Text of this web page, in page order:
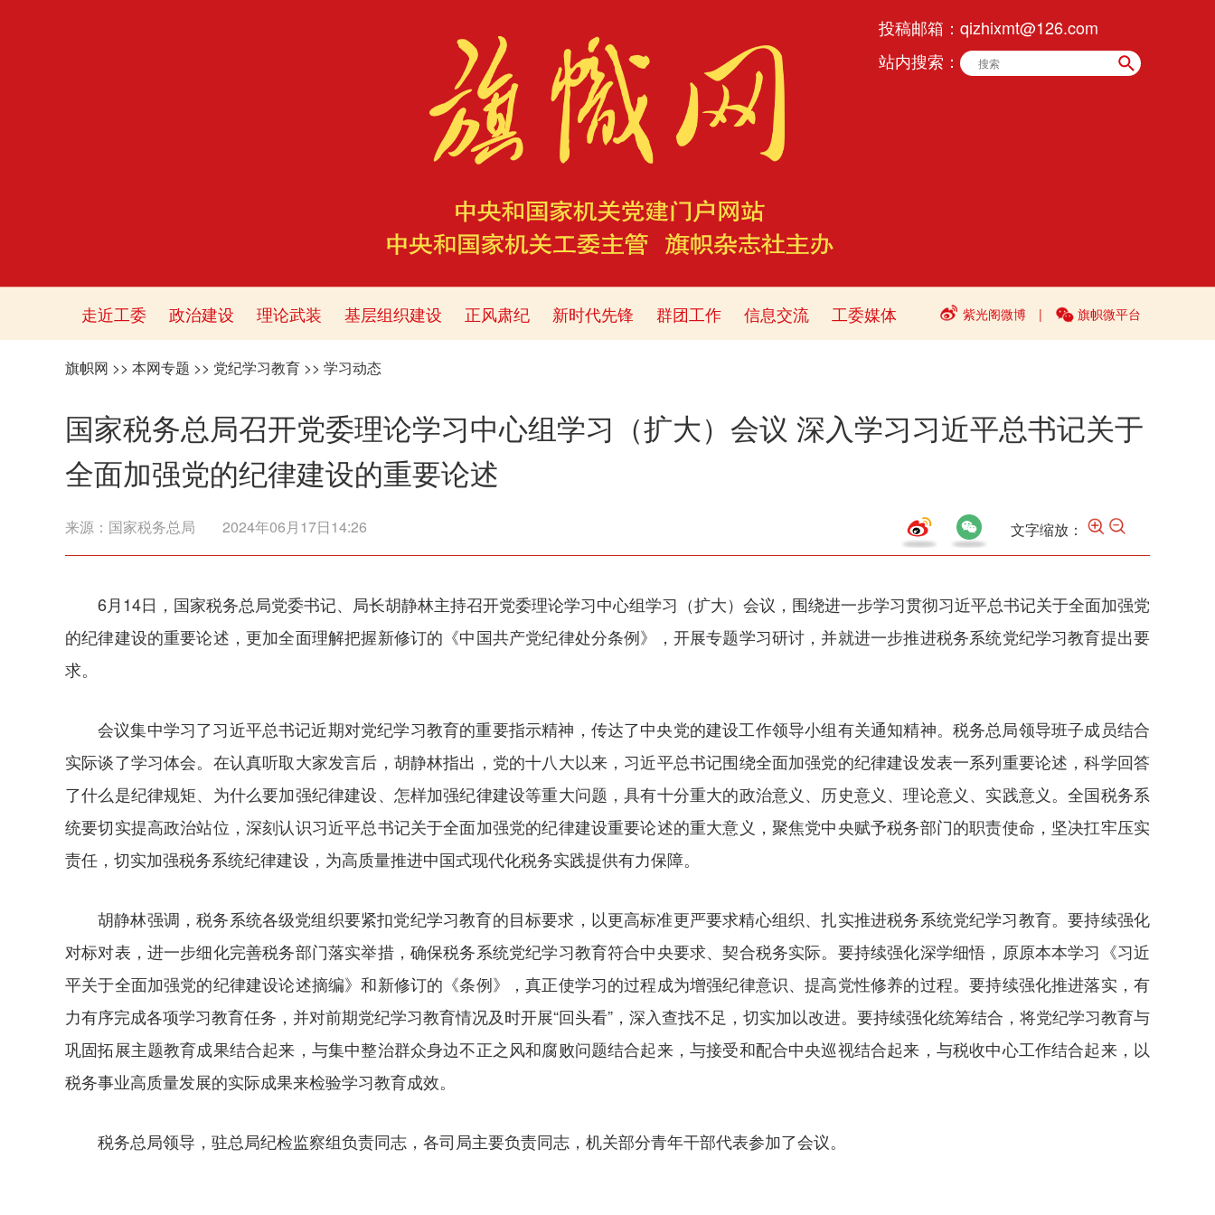
投稿邮箱： qizhixmt@126.com
站内搜索：
走近工委 政治建设 理论武装 基层组织建设 正风肃纪 新时代先锋 群团工作 信息交流 工委媒体 紫光阁微博 | 旗帜微平台
旗帜网 >> 本网专题 >> 党纪学习教育 >> 学习动态
国家税务总局召开党委理论学习中心组学习（扩大）会议 深入学习习近平总书记关于
全面加强党的纪律建设的重要论述
来源： 国家税务总局 2024年06月17日14:26 文字缩放：
6月14日，国家税务总局党委书记、局长胡静林主持召开党委理论学习中心组学习（扩大）会议，围绕进一步学习贯彻习近平总书记关于全面加强党
的纪律建设的重要论述，更加全面理解把握新修订的《中国共产党纪律处分条例》，开展专题学习研讨，并就进一步推进税务系统党纪学习教育提出要
求。
会议集中学习了习近平总书记近期对党纪学习教育的重要指示精神，传达了中央党的建设工作领导小组有关通知精神。税务总局领导班子成员结合
实际谈了学习体会。在认真听取大家发言后，胡静林指出，党的十八大以来，习近平总书记围绕全面加强党的纪律建设发表一系列重要论述，科学回答
了什么是纪律规矩、为什么要加强纪律建设、怎样加强纪律建设等重大问题，具有十分重大的政治意义、历史意义、理论意义、实践意义。全国税务系
统要切实提高政治站位，深刻认识习近平总书记关于全面加强党的纪律建设重要论述的重大意义，聚焦党中央赋予税务部门的职责使命，坚决扛牢压实
责任，切实加强税务系统纪律建设，为高质量推进中国式现代化税务实践提供有力保障。
胡静林强调，税务系统各级党组织要紧扣党纪学习教育的目标要求，以更高标准更严要求精心组织、扎实推进税务系统党纪学习教育。要持续强化
对标对表，进一步细化完善税务部门落实举措，确保税务系统党纪学习教育符合中央要求、契合税务实际。要持续强化深学细悟，原原本本学习《习近
平关于全面加强党的纪律建设论述摘编》和新修订的《条例》，真正使学习的过程成为增强纪律意识、提高党性修养的过程。要持续强化推进落实，有
力有序完成各项学习教育任务，并对前期党纪学习教育情况及时开展“回头看”，深入查找不足，切实加以改进。要持续强化统筹结合，将党纪学习教育与
巩固拓展主题教育成果结合起来，与集中整治群众身边不正之风和腐败问题结合起来，与接受和配合中央巡视结合起来，与税收中心工作结合起来，以
税务事业高质量发展的实际成果来检验学习教育成效。
税务总局领导，驻总局纪检监察组负责同志，各司局主要负责同志，机关部分青年干部代表参加了会议。